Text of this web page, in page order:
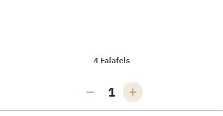
4 Falafels
1